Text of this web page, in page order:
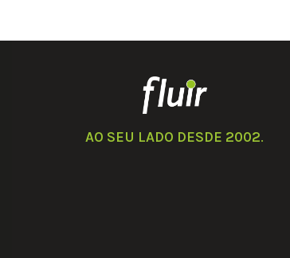
AO SEU LADO DESDE 2002.